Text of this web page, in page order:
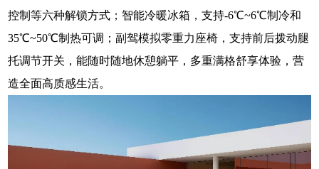
控制等六种解锁方式；智能冷暖冰箱，支持-6℃~6℃制冷和
35℃~50℃制热可调；副驾模拟零重力座椅，支持前后拨动腿
托调节开关，能随时随地休憩躺平，多重满格舒享体验，营
造全面高质感生活。